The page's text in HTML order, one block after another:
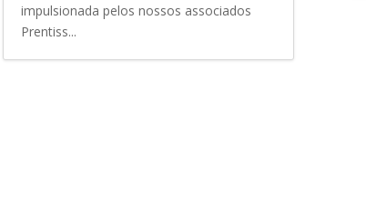
impulsionada pelos nossos associados
Prentiss...